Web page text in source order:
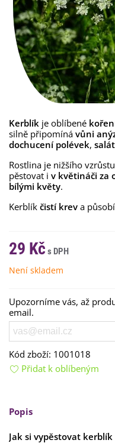
Kerblík je oblíbené
silně připomíná vůni
dochucení polévek,
Rostlina je nižšího
pěstovat i v květináči za
bílými květy.
Kerblík čistí krev a působí
29 Kč
Není skladem
Upozorníme vás, až
email.
Kód zboží: 1001018
Přidat k oblíbeným
Popis
Jak si vypěstovat